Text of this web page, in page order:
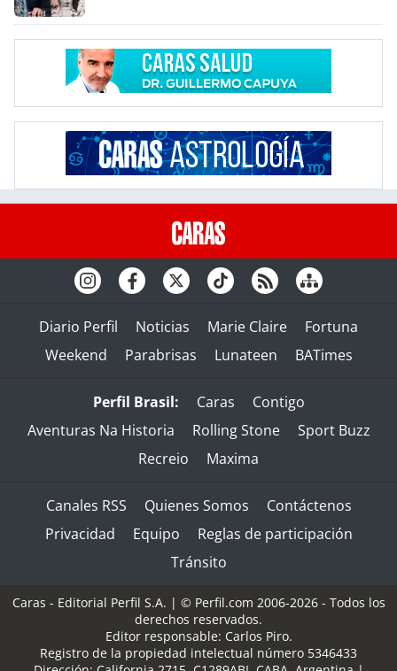
Diario Perfil Noticias Marie Claire
Fortuna
Weekend
Parabrisas Lunateen BATimes
Perfil Brasil: Caras
Contigo
Aventuras Na Historia
Rolling Stone
Sport Buzz
Recreio
Maxima
Canales RSS Quienes Somos
Contáctenos
Privacidad
Equipo
Reglas de participación
Tránsito
Caras - Editorial Perfil S.A. | © Perfil.com 2006-2026 - Todos los
derechos reservados.
Editor responsable: Carlos Piro.
Registro de la propiedad intelectual número 5346433